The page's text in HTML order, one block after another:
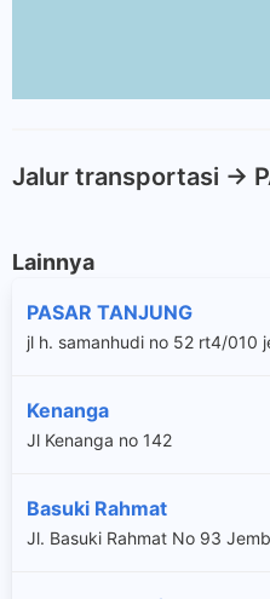
Jalur transportasi ->
Lainnya
PASAR TANJUNG
jl h. samanhudi no 52 rt4/010
Kenanga
Jl Kenanga no 142
Basuki Rahmat
Jl. Basuki Rahmat No 93